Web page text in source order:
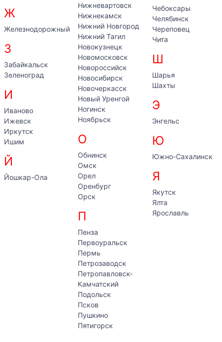
Ж
Железнодорожный
З
Забайкальск
Зеленоград
И
Иваново
Ижевск
Иркутск
Ишим
Й
Йошкар-Ола
Нижневартовск
Нижнекамск
Нижний Новгород
Нижний Тагил
Новокузнецк
Новомосковск
Новороссийск
Новосибирск
Новочеркасск
Новый Уренгой
Ногинск
Ноябрьск
О
Обнинск
Омск
Орел
Оренбург
Орск
П
Пенза
Первоуральск
Пермь
Петрозаводск
Петропавловск-
Камчатский
Подольск
Псков
Пушкино
Пятигорск
Чебоксары
Челябинск
Череповец
Чита
Ш
Шарья
Шахты
Э
Энгельс
Ю
Южно-Сахалинск
Я
Якутск
Ялта
Ярославль